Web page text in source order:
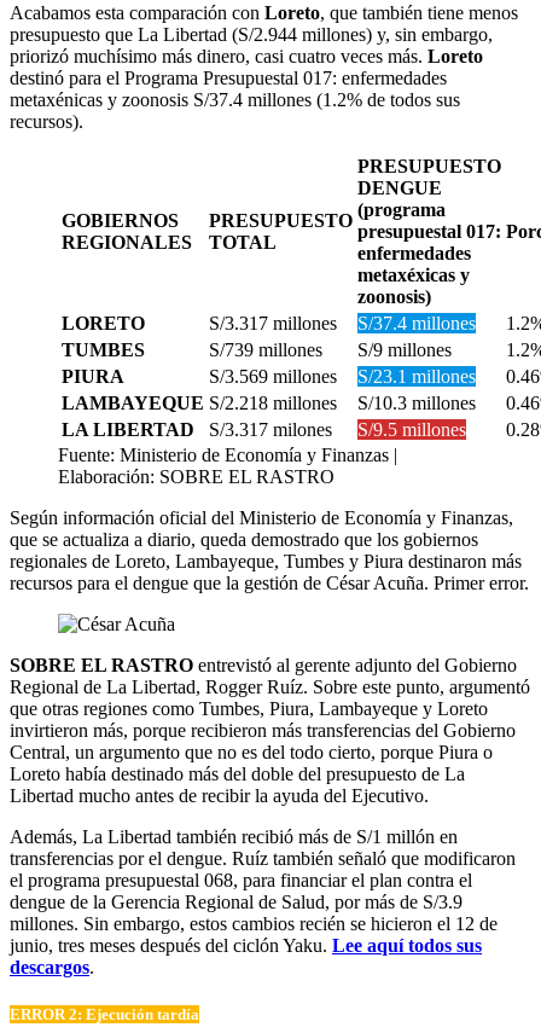
Acabamos esta comparación con Loreto, que también tiene menos
presupuesto que La Libertad (S/2.944 millones) y, sin embargo,
priorizó muchísimo más dinero, casi cuatro veces más. Loreto
destinó para el Programa Presupuestal 017: enfermedades
metaxénicas y zoonosis S/37.4 millones (1.2% de todos sus
recursos).
GOBIERNOS
REGIONALES
PRESUPUESTO
TOTAL
PRESUPUESTO
DENGUE
(programa
presupuestal 017:
enfermedades
metaxéxicas y
zoonosis)
LORETO S/3.317 millones S/37.4 millones
TUMBES
S/739 millones S/9 millones
PIURA
S/3.569 millones S/23.1 millones
LAMBAYEQUE S/2.218 millones S/10.3 millones
LA LIBERTAD
S/3.317 milones S/9.5 millones
Fuente: Ministerio de Economía y Finanzas |
Elaboración: SOBRE EL RASTRO
Según información oficial del Ministerio de Economía y Finanzas,
que se actualiza a diario, queda demostrado que los gobiernos
regionales de Loreto, Lambayeque, Tumbes y Piura destinaron más
recursos para el dengue que la gestión de César Acuña. Primer error.
SOBRE EL RASTRO entrevistó al gerente adjunto del Gobierno
Regional de La Libertad, Rogger Ruíz. Sobre este punto, argumentó
que otras regiones como Tumbes, Piura, Lambayeque y Loreto
invirtieron más, porque recibieron más transferencias del Gobierno
Central, un argumento que no es del todo cierto, porque Piura o
Loreto había destinado más del doble del presupuesto de La
Libertad mucho antes de recibir la ayuda del Ejecutivo.
Además, La Libertad también recibió más de S/1 millón en
transferencias por el dengue. Ruíz también señaló que modificaron
el programa presupuestal 068, para financiar el plan contra el
dengue de la Gerencia Regional de Salud, por más de S/3.9
millones. Sin embargo, estos cambios recién se hicieron el 12 de
junio, tres meses después del ciclón Yaku. Lee aquí todos sus
descargos.
ERROR 2: Ejecución tardía